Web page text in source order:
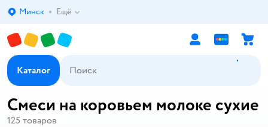
Выбор адреса доставки.
Минск Ещё
Каталог
Смеси на коровьем молоке сухие
125 товаров